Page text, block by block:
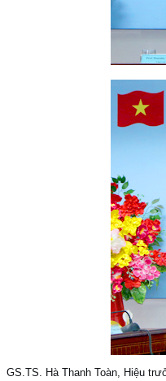
GS.TS. Hà Thanh Toàn, Hiệu